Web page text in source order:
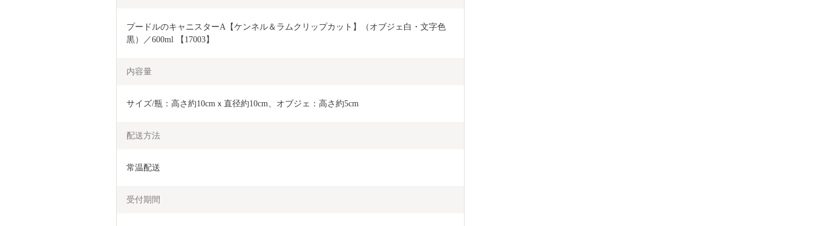
プードルのキャニスターA【ケンネル＆ラムクリップカット】（オブジェ白・文字色
黒）／600ml 【17003】
内容量
サイズ/瓶：高さ約10cmｘ直径約10cm、オブジェ：高さ約5cm
配送方法
常温配送
受付期間